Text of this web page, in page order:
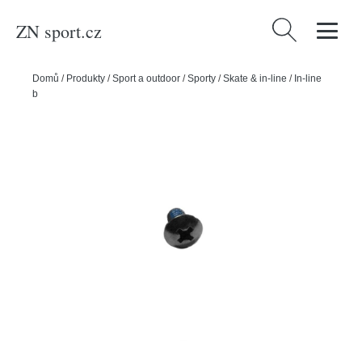
ZN sport.cz Vyhledávání
Domů / Produkty /Sport a outdoor /Sporty /Skate & in-line / In-line
bruslení